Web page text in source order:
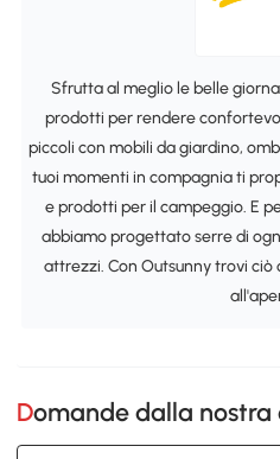
Sfrutta al meglio le belle
prodotti per rendere
piccoli con mobili da giardino,
tuoi momenti in compagnia ti
e prodotti per il campeggio. E
abbiamo progettato serre di
attrezzi. Con Outsunny trovi
Domande dalla